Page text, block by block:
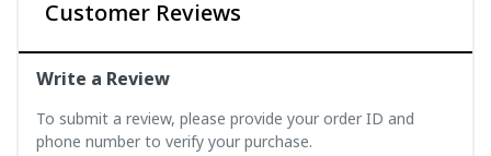
Customer Reviews
Write a Review
To submit a review, please provide your order ID and
phone number to verify your purchase.